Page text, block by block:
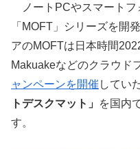
ノートPCやスマートフ
「MOFT」シリーズを開
アのMOFTは日本時間
Makuakeなどのクラウド
ャンペーンを開催 してい
トデスクマット」
を国内
す。